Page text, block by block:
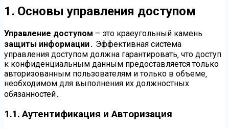
1․ Основы управления доступом
Управление доступом – это краеугольный камень
защиты информации․ Эффективная система
управления доступом должна гарантировать‚ что доступ
к конфиденциальным данным предоставляется только
авторизованным пользователям и только в объеме‚
необходимом для выполнения их должностных
обязанностей․
1․1․ Аутентификация и Авторизация